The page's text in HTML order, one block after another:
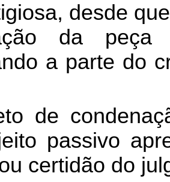
desde
da
a parte do
de
passivo
certidão do